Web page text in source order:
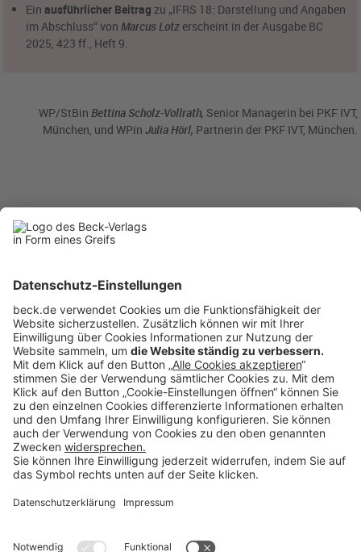
Einausführlicher Beitrag zu „IFRS 18: Darstellung und Angaben
im Abschluss“ von Marcus Lotz erscheint in der Ausgabe BC
2025, 423 ff., Heft 9.
WP/StBin Bettina Scholz-Vollrath, Senior Managerin bei PKF IVT,
München, und WPin Julia Hörl, Partnerin der PKF IVT, München.
BC 9/2025
Rubriken
Menü
Anzeigen